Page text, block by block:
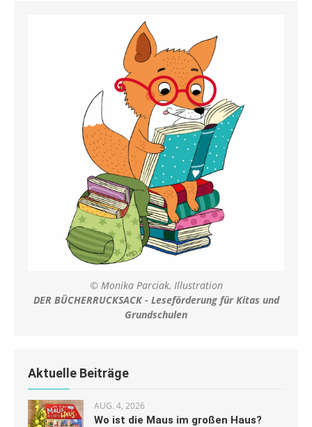
© Monika Parciak, Illustration
DER BÜCHERRUCKSACK - Leseförderung für Kitas und
Grundschulen
Aktuelle Beiträge
AUG. 4, 2026
Wo ist die Maus im großen Haus?